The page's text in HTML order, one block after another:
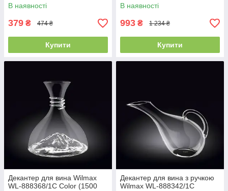
В наявності
379 ₴ 474 ₴
Купити
В наявності
993 ₴ 1 234 ₴
Купити
Декантер для вина Wilmax
WL-888368/1C Color (1500
Декантер для вина з ручкою
Wilmax WL-888342/1C